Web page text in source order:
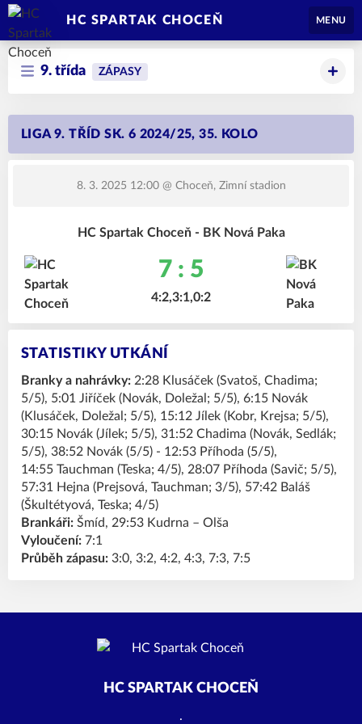
HC SPARTAK CHOCEŇ MENU
9. třída ZÁPASY
LIGA 9. TŘÍD SK. 6 2024/25, 35. KOLO
8. 3. 2025 12:00@ Choceň, Zimní stadion
HC Spartak Choceň - BK Nová Paka
7 : 5
4:2,3:1,0:2
STATISTIKY UTKÁNÍ
Branky a nahrávky: 2:28 Klusáček (Svatoš, Chadima;
5/5), 5:01 Jiříček (Novák, Doležal; 5/5), 6:15 Novák
(Klusáček, Doležal; 5/5), 15:12 Jílek (Kobr, Krejsa; 5/5),
30:15 Novák (Jílek; 5/5), 31:52 Chadima (Novák, Sedlák;
5/5), 38:52 Novák (5/5) - 12:53 Příhoda (5/5),
14:55 Tauchman (Teska; 4/5), 28:07 Příhoda (Savič; 5/5),
57:31 Hejna (Prejsová, Tauchman; 3/5), 57:42 Baláš
(Škultétyová, Teska; 4/5)
Brankáři: Šmíd, 29:53 Kudrna – Olša
Vyloučení: 7:1
Průběh zápasu: 3:0, 3:2, 4:2, 4:3, 7:3, 7:5
HC SPARTAK CHOCEŇ
.